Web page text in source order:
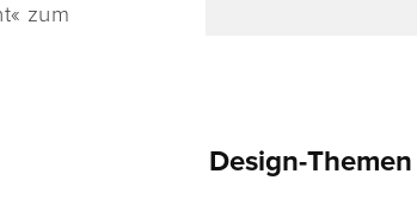
zum
Design-Themen